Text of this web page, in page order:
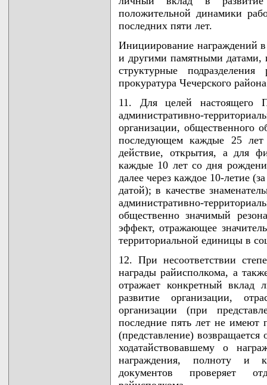
положительной динамики
последних пяти лет.
Инициирование награждений
и другими памятными датами,
структурные
прокуратура Чечерского
11. Для целей настоящего
административно-
организации, общественного
последующем каждые 25 лет
действие, открытия, а для
каждые 10 лет со дня
далее через каждое 10-летие
датой); в качестве
административно-
общественно значимый
эффект, отражающее
территориальной единицы в
12. При несоответствии
награды райисполкома, а
отражает конкретный вклад
развитие организации,
организации (при
последние пять лет не имеют
(представление) возвращается
ходатайствовавшему о
награждения, полноту и
документов проверяет